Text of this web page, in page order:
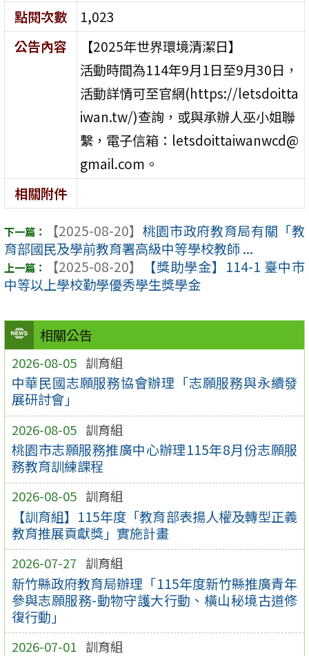
相關公告
2026-08-05 訓育組
中華民國志願服務協會辦理「志願服務與永續發
展研討會」
2026-08-05 訓育組
桃園市志願服務推廣中心辦理115年8月份志願服
務教育訓練課程
2026-08-05 訓育組
【訓育組】115年度「教育部表揚人權及轉型正義
教育推展貢獻獎」實施計畫
2026-07-27 訓育組
新竹縣政府教育局辦理「115年度新竹縣推廣青年
參與志願服務-動物守護大行動、橫山秘境古道修
復行動」
2026-07-01 訓育組
點閱次數
1,023
公告內容
【2025年世界環境清潔日】
活動時間為114年9月1日至9月30日，
活動詳情可至官網(https://letsdoitta
iwan.tw/)查詢，或與承辦人巫小姐聯
繫，電子信箱：letsdoittaiwanwcd@
gmail.com。
相關附件
【2025-08-20】 桃園市政府教育局有關「教
育部國民及學前教育署高級中等學校教師 ...
【2025-08-20】
【獎助學金】114-1 臺中市
中等以上學校勤學優秀學生獎學金